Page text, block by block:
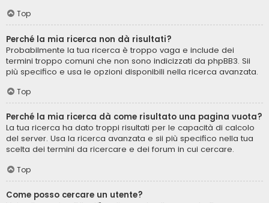
Top
Perché la mia ricerca non dà risultati?
Probabilmente la tua ricerca è troppo vaga e include dei
termini troppo comuni che non sono indicizzati da phpBB3. Sii
più specifico e usa le opzioni disponibili nella ricerca avanzata.
Top
Perché la mia ricerca dà come risultato una pagina vuota?
La tua ricerca ha dato troppi risultati per le capacità di calcolo
del server. Usa la ricerca avanzata e sii più specifico nella tua
scelta dei termini da ricercare e dei forum in cui cercare.
Top
Come posso cercare un utente?